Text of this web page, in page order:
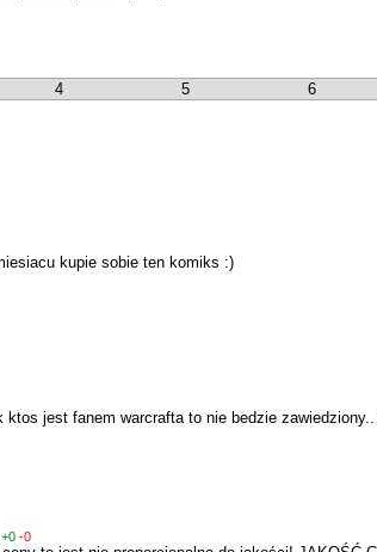
4 5 6
kupie sobie ten komiks :)
ktos jest fanem warcrafta to nie bedzie
+0 -0